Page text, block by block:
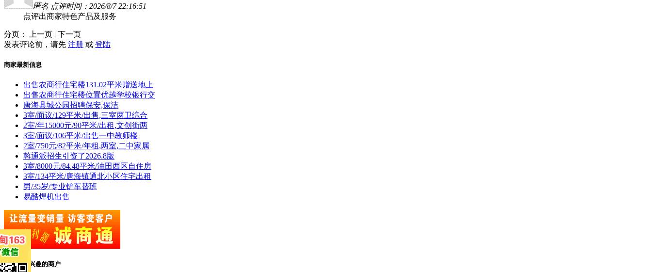
匿名 点评时间：2026/8/7 22:16:51
点评出商家特色产品及服务
分页： 上一页 | 下一页
发表评论前，请先 注册 或 登陆
商家最新信息
出售农商行住宅楼131.02平米赠送地上
出售农商行住宅楼位置优越学校银行交
唐海县城公园招聘保安,保洁
3室/面议/129平米/出售,三室两卫综合
2室/年15000元/90平米/出租,文创街两
3室/面议/106平米/出售一中教师楼
2室/750元/82平米/年租,两室,二中家属
斡通派招生引资了2026.8版
3室/8000元/84.48平米/油田西区自住房
3室/134平米/唐海镇通北小区住宅出租
男/35岁/专业铲车替班
易酷焊机出售
您可能感兴趣的商户